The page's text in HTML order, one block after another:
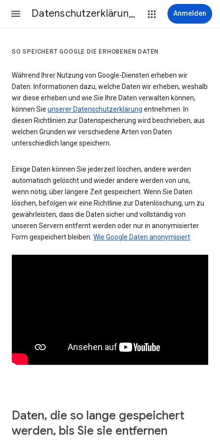
Datenschutzerklärung & Nutzungsbedingungen Anmelden
SO SPEICHERT GOOGLE DIE ERHOBENEN DATEN
Während Ihrer Nutzung von Google-Diensten erheben wir
Daten. Informationen dazu, welche Daten wir erheben, weshalb
wir diese erheben und wie Sie Ihre Daten verwalten können,
können Sie unserer Datenschutzerklärung entnehmen. In
diesen Richtlinien zur Datenspeicherung wird beschrieben, aus
welchen Gründen wir verschiedene Arten von Daten
unterschiedlich lange speichern.
Einige Daten können Sie jederzeit löschen, andere werden
automatisch gelöscht und wieder andere werden von uns,
wenn nötig, über längere Zeit gespeichert. Wenn Sie Daten
löschen, befolgen wir eine Richtlinie zur Datenlöschung, um zu
gewährleisten, dass die Daten sicher und vollständig von
unseren Servern entfernt werden oder nur in anonymisierter
Form gespeichert bleiben. Wie Google Daten anonymisiert
Daten, die so lange gespeichert
werden, bis Sie sie entfernen